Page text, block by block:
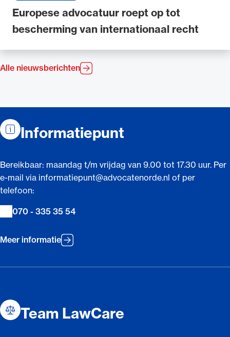
Alle nieuwsberichten
Europese advocatuur roept op tot
bescherming van internationaal recht
Contactinformatie
Informatiepunt
Bereikbaar: maandag t/m vrijdag van 9.00 tot 17.30 uur. Per
e-mail via informatiepunt@advocatenorde.nl of per
telefoon:
070 - 335 35 54
Meer informatie
Team LawCare